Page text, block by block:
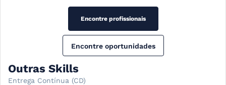
Encontre profissionais
Encontre oportunidades
Outras Skills
Entrega Contínua (CD)